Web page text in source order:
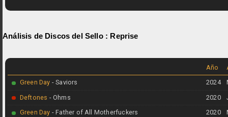
Análisis de Discos del Sello : Reprise
Año
Green Day - Saviors
2024
Deftones - Ohms
2020
Green Day - Father of All Motherfuckers
2020